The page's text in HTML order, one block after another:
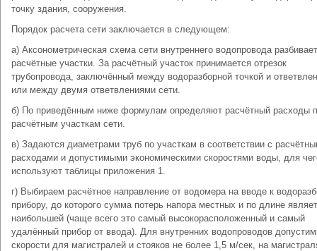
точку здания, сооружения.
Порядок расчета сети заключается в следующем:
а) Аксонометрическая схема сети внутреннего водопровода
расчётные участки. За расчётный участок принимается отрезок
трубопровода, заключённый между водоразборной точкой и
или между двумя ответвлениями сети.
б) По приведённым ниже формулам определяют расчётный расходы
расчётным участкам сети.
в) Задаются диаметрами труб по участкам в соответствии с
расходами и допустимыми экономическими скоростями воды, для
используют таблицы приложения 1.
г) Выбираем расчётное направление от водомера на вводе к
прибору, до которого сумма потерь напора местных и по длине
наибольшей (чаще всего это самый высокорасположенный и самый
удалённый прибор от ввода). Для внутренних водопроводов
скорости для магистралей и стояков не более 1,5 м/сек, на